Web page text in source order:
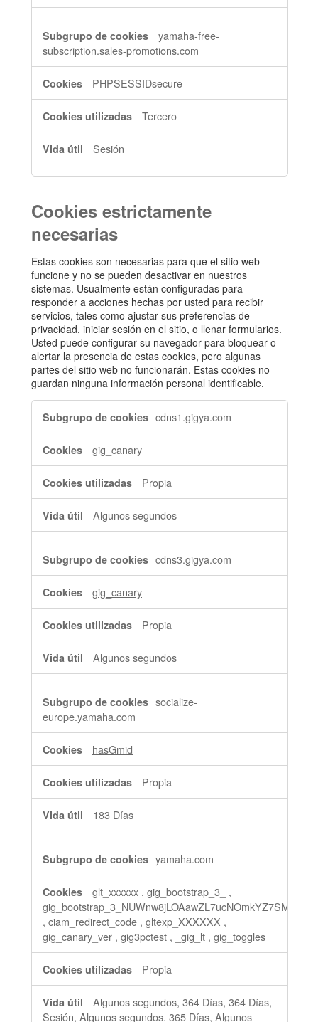
yamaha-free-
subscription.sales-promotions.com
PHPSESSIDsecure
Tercero
Sesión
Cookies estrictamente
necesarias
Estas cookies son necesarias para que el sitio web
funcione y no se pueden desactivar en nuestros
sistemas. Usualmente están configuradas para
responder a acciones hechas por usted para recibir
servicios, tales como ajustar sus preferencias de
privacidad, iniciar sesión en el sitio, o llenar formularios.
Usted puede configurar su navegador para bloquear o
alertar la presencia de estas cookies, pero algunas
partes del sitio web no funcionarán. Estas cookies no
guardan ninguna información personal identificable.
estrictamente
cdns1.gigya.com
gig_canary
Propia
Algunos segundos
cdns3.gigya.com
gig_canary
Propia
Algunos segundos
socialize-
europe.yamaha.com
hasGmid
Propia
183 Días
yamaha.com
glt_xxxxxx , gig_bootstrap_3_ ,
, ciam_redirect_code , gltexp_XXXXXX ,
gig_canary_ver , gig3pctest , _gig_lt , gig_toggles
Propia
Algunos segundos, 364 Días, 364 Días,
Sesión, Algunos segundos, 365 Días, Algunos